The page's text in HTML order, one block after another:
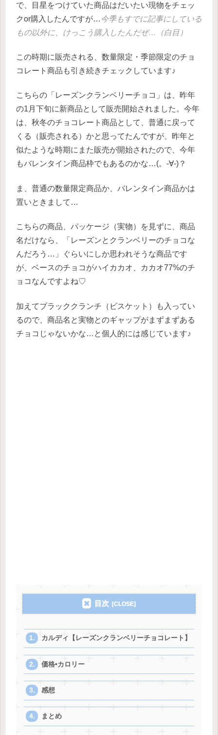
で、目星をつけていた商品はだいたい現物をチェッ
クor購入したんですが… 今季もすでに記事にしている
もの以外に、けっこう購入したんだぜ…（白目）
この時期に販売される、数量限定・季節限定のチョ
コレート商品も引き続きチェックしています♪
こちらの「レーズンクランベリーチョコ」は、昨年
の1月下旬に新商品として販売開始されました。今年
は、秋冬のチョコレート商品として、普通に戻って
くる（販売される）かと思ってたんですが、昨年と
似たような時期にまた販売が開始されたので、今年
もバレンタイン商品枠でもあるのかな…(。-∀-)？
ま、普通の数量限定商品か、バレンタイン商品かは
置いときまして…
こちらの商品、パッケージ（実物）を見ずに、商品
名だけなら、「レーズンとクランベリーのチョコな
んだろう…」ぐらいにしか思われそうな商品です
が、ベースのチョコがハイカカオ、カカオ77%のチ
ョコなんですよね♡
加えてブラッククランチ（ビスケット）も入ってい
るので、商品名と実物とのギャップがまずまずある
チョコじゃないかな…と個人的には感じています♪
目次
カルディ【レーズンクランベリーチョコレート】
価格•カロリー
感想
まとめ